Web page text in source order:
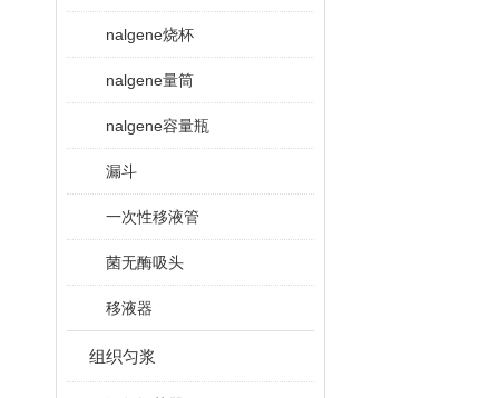
nalgene烧杯
nalgene量筒
nalgene容量瓶
漏斗
一次性移液管
菌无酶吸头
移液器
组织匀浆